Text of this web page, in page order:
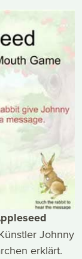
Johnny
erklärt.